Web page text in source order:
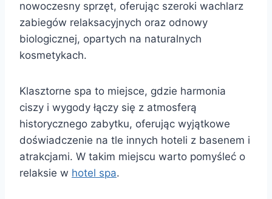
nowoczesny sprzęt, oferując szeroki wachlarz
zabiegów relaksacyjnych oraz odnowy
biologicznej, opartych na naturalnych
kosmetykach.
Klasztorne spa to miejsce, gdzie harmonia
ciszy i wygody łączy się z atmosferą
historycznego zabytku, oferując wyjątkowe
doświadczenie na tle innych hoteli z basenem i
atrakcjami. W takim miejscu warto pomyśleć o
relaksie w hotel spa.